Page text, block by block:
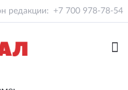
редакции: +7 700 978-78-54